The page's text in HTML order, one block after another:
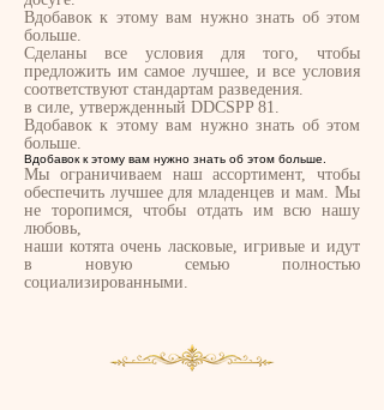
Вдобавок к этому вам нужно знать об этом
больше.
Сделаны все условия для того, чтобы
предложить им самое лучшее, и все условия
соответствуют стандартам разведения.
в силе, утвержденный DDCSPP 81.
Вдобавок к этому вам нужно знать об этом
больше.
Вдобавок к этому вам нужно знать об этом больше.
Мы ограничиваем наш ассортимент, чтобы
обеспечить лучшее для младенцев и мам. Мы
не торопимся, чтобы отдать им всю нашу
любовь,
наши котята очень ласковые, игривые и идут
в новую семью полностью
социализированными.